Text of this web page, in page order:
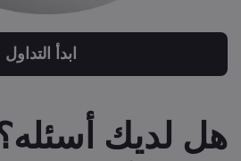
ابدأ التداول
هل لديك